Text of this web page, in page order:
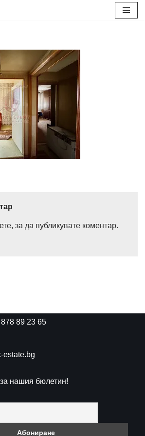
, за да публикувате коментар.
89 23 65
estate.bg
нашия бюлетин!